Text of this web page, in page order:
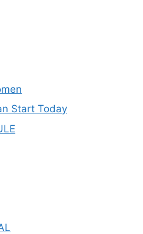
Start Today